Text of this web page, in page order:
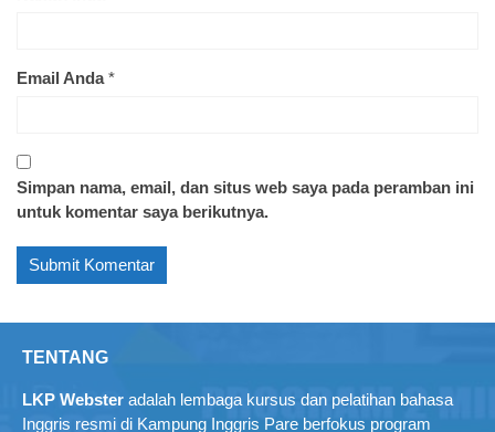
Email Anda*
Simpan nama, email, dan situs web saya pada peramban ini
untuk komentar saya berikutnya.
TENTANG
LKP Webster adalah lembaga kursus dan pelatihan bahasa
Inggris resmi di Kampung Inggris Pare berfokus program